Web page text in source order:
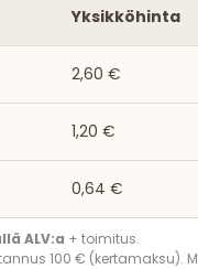
Yksikköhinta
2,60 €
1,20 €
0,64 €
ALV:a + toimitus.
100 € (kertamaksu).